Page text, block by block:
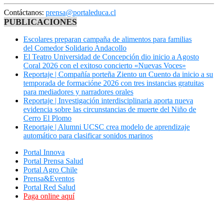
Contáctanos: prensa@portaleduca.cl
PUBLICACIONES
Escolares preparan campaña de alimentos para familias
del Comedor Solidario Andacollo
El Teatro Universidad de Concepción dio inicio a Agosto
Coral 2026 con el exitoso concierto «Nuevas Voces»
Reportaje | Compañía porteña Ziento un Cuento da inicio a su
temporada de formacióne 2026 con tres instancias gratuitas
para mediadores y narradores orales
Reportaje | Investigación interdisciplinaria aporta nueva
evidencia sobre las circunstancias de muerte del Niño de
Cerro El Plomo
Reportaje | Alumni UCSC crea modelo de aprendizaje
automático para clasificar sonidos marinos
Portal Innova
Portal Prensa Salud
Portal Agro Chile
Prensa&Eventos
Portal Red Salud
Paga online aquí